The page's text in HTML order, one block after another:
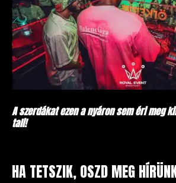
A szerdákat ezen a nyáron sem éri meg
tali!
HA TETSZIK, OSZD MEG